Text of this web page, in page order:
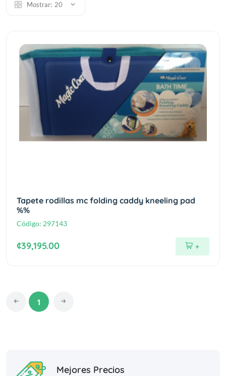
Mostrar: 20
Tapete rodillas mc folding caddy kneeling pad
%%
Código: 297143
¢39,195.00 +
1
Mejores Precios